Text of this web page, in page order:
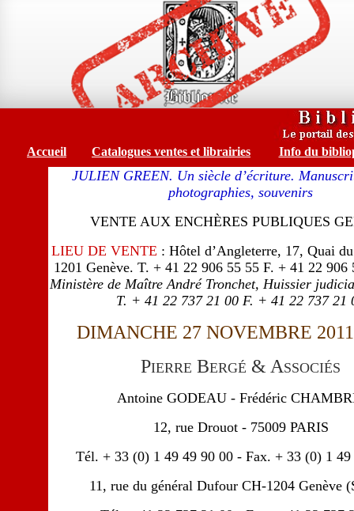
Accueil Catalogues ventes et librairies Info du
JULIEN GREEN. Un siècle d’écriture.
photographies, souvenirs
VENTE AUX ENCHÈRES PUBLIQUES
LIEU DE VENTE : Hôtel d’Angleterre, 17, Quai
1201 Genève. T. + 41 22 906 55 55 F. + 41 22
Ministère de Maître André Tronchet, Huissier
T. + 41 22 737 21 00 F. + 41 22 737 21
DIMANCHE 27 NOVEMBRE
PIERRE BERGÉ & ASSOCIÉS
Antoine GODEAU - Frédéric
12, rue Drouot - 75009 PARIS
Tél. + 33 (0) 1 49 49 90 00 - Fax. + 33 (0) 1 49
11, rue du général Dufour CH-1204 Genève